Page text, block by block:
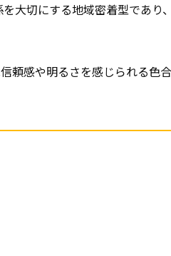
大切にする地域密着型であり
感や明るさを感じられる色合